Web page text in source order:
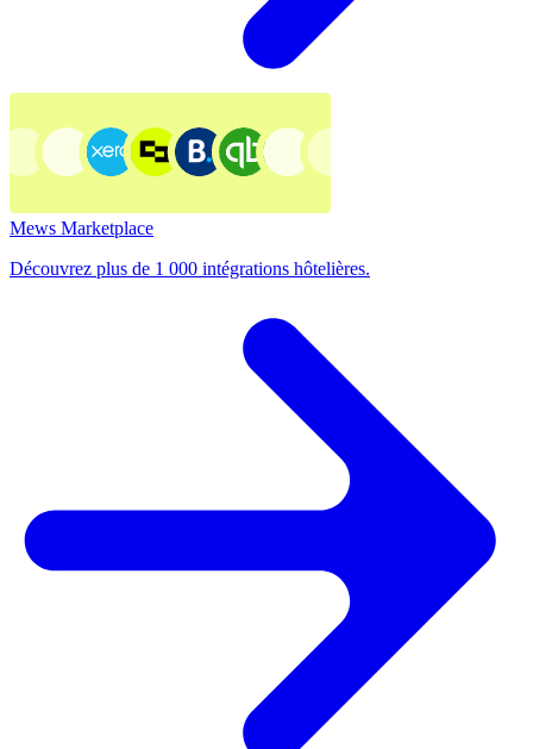
Mews Marketplace
Découvrez plus de 1 000 intégrations hôtelières.